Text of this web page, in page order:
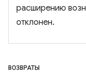
расширению
отклонен.
ВОЗВРАТЫ